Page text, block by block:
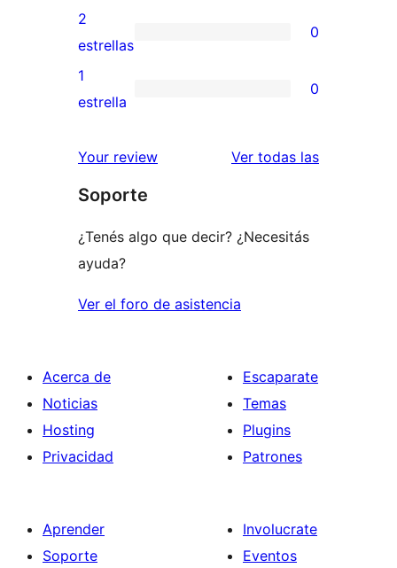
4
estrellas
valoraciones
de
3
estrellas
0
valoraciones
de
estrellas
2
estrellas
0
0
de
estrellas
1
estrella
0
Your review Ver todas lasreseñas
Soporte
¿Tenés algo que decir? ¿Necesitás
ayuda?
Ver el foro de asistencia
Acerca de
Noticias
Hosting
Privacidad
Escaparate
Temas
Plugins
Patrones
Aprender
Soporte
Involucrate
Eventos